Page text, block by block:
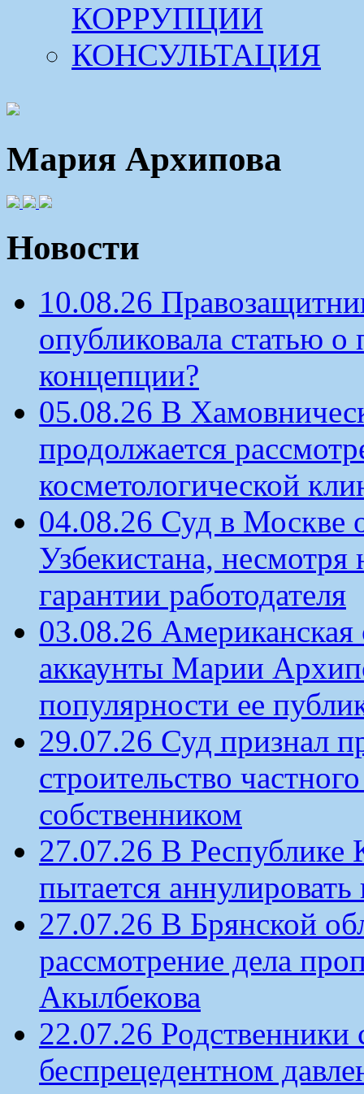
КОРРУПЦИИ
КОНСУЛЬТАЦИЯ
Мария Архипова
Новости
10.08.26
опубликовала статью
концепции?
05.08.26 В
продолжается
косметологической
04.08.26 Суд в Москве
Узбекистана,
гарантии работодателя
03.08.26 Американская
аккаунты Марии
популярности ее
29.07.26 Суд признал
строительство
собственником
27.07.26 В
пытается аннулировать
27.07.26 В Брянской
рассмотрение дела
Акылбекова
22.07.26
беспрецедентном